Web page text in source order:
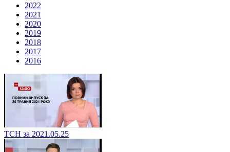
2022
2021
2020
2019
2018
2017
2016
ТСН за 2021.05.25